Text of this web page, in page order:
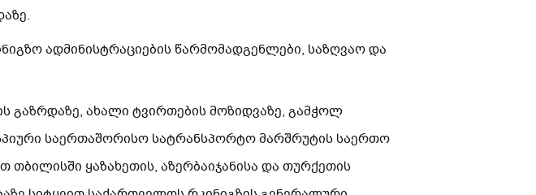
ადმინისტრაციების წარმომადგენლები, საზღვაო და
გაზრდაზე, ახალი ტვირთების მოზიდვაზე, გამჭოლ
საერთაშორისო სატრანსპორტო მარშრუტის საერთო
ყაზახეთის, აზერბაიჯანისა და თურქეთის